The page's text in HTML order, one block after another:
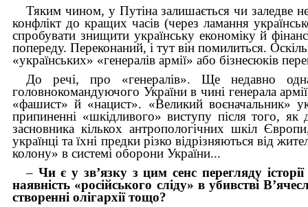
Тяким чином, у Путіна залишається чи заледве
конфлікт до кращих часів (через ламання
спробувати знищити українську економіку й
попереду. Переконаний, і тут він помилиться.
«українських» «генералів армії» або бізнесюків
До речі, про «генералів». Ще недавно
головнокомандуючого України в чині генерала
«фашист» й «нацист». «Великий воєначальник»
припиненні «шкідливого» виступу після того,
засновника кількох антропологічних шкіл
українці та їхні предки різко відрізняються від
колону» в системі оборони України...
– Чи є у зв’язку з цим сенс перегляду
наявність «російського сліду» в убивстві
створенні олігархії тощо?